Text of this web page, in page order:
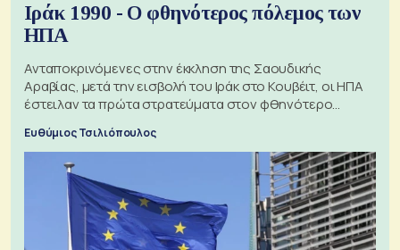
Ιράκ 1990 - Ο φθηνότερος πόλεμος των
ΗΠΑ
Ανταποκρινόμενες στην έκκληση της Σαουδικής
Αραβίας, μετά την εισβολή του Ιράκ στο Κουβέιτ, οι ΗΠΑ
έστειλαν τα πρώτα στρατεύματα στον φθηνότερο
Ευθύμιος Τσιλιόπουλος